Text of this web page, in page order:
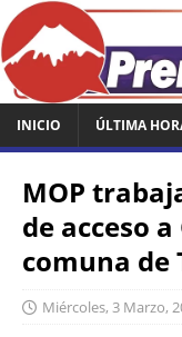
INICIO ÚLTIMA
MOP
de acceso
comuna de
Miércoles, 3 Marzo,